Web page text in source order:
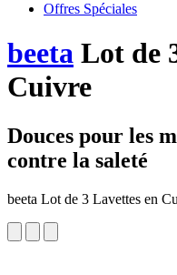
Offres Spéciales
beeta Lot de
Cuivre
Douces pour les
contre la saleté
beeta Lot de 3 Lavettes en